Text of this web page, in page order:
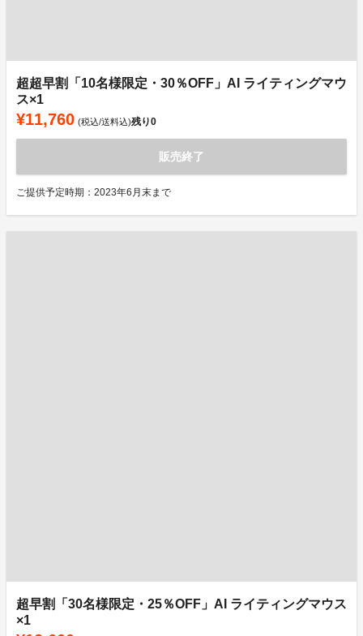
超超早割「10名様限定・30％OFF」AI ライティングマウ
ス×1
¥11,760 (税込/送料込)残り0
販売終了
ご提供予定時期：2023年6月末まで
超早割「30名様限定・25％OFF」AI ライティングマウス
×1